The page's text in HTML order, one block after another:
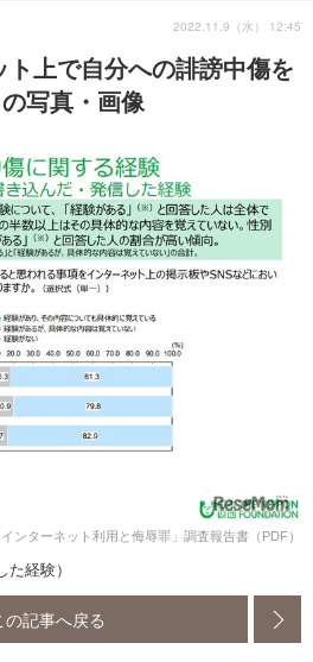
ト上で自分への誹謗中傷を
写真・画像
2022.11.9（水） 12:45
ンターネット利用と侮辱罪」調査報告書（PDF）
経験）
の記事へ戻る